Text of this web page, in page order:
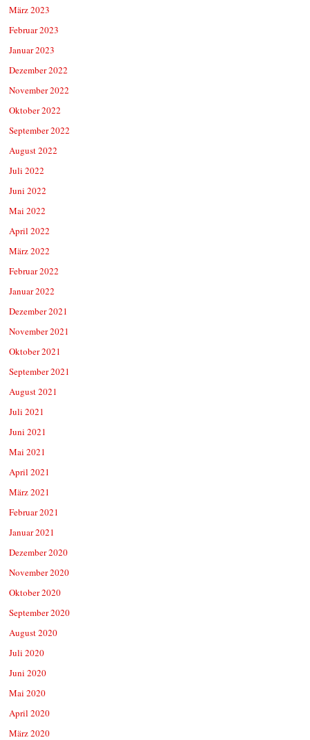
März 2023
Februar 2023
Januar 2023
Dezember 2022
November 2022
Oktober 2022
September 2022
August 2022
Juli 2022
Juni 2022
Mai 2022
April 2022
März 2022
Februar 2022
Januar 2022
Dezember 2021
November 2021
Oktober 2021
September 2021
August 2021
Juli 2021
Juni 2021
Mai 2021
April 2021
März 2021
Februar 2021
Januar 2021
Dezember 2020
November 2020
Oktober 2020
September 2020
August 2020
Juli 2020
Juni 2020
Mai 2020
April 2020
März 2020